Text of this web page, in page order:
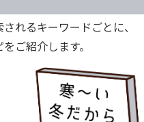
れるキーワードごとに、
ご紹介します。